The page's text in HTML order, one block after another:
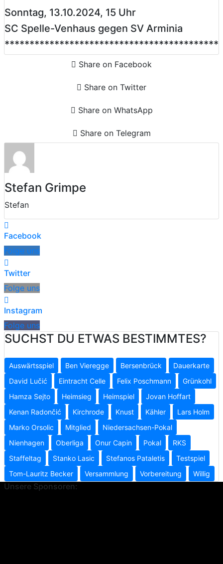
Sonntag, 13.10.2024, 15 Uhr
SC Spelle-Venhaus gegen SV Arminia
*******************************************
Share on Facebook
Share on Twitter
Share on WhatsApp
Share on Telegram
Stefan Grimpe
Stefan
Facebook
Folge uns
Twitter
Folge uns
Instagram
Folge uns
SUCHST DU ETWAS BESTIMMTES?
Auswärtsspiel Ben Vieregge Bersenbrück
Dauerkarte
David Lučić
Eintracht Celle Felix Poschmann
Grünkohl
Hamza Sejto
Heimsieg Heimspiel
Jovan Hoffart
Kenan Radončić
Kirchrode Knust Kähler
Lars Holm
Marko Orsolic
Mitglied
Niedersachsen-Pokal
Nienhagen
Oberliga Onur Capin Pokal
RKS
Staffeltag
Stanko Lasic Stefanos Pataletis
Testspiel
Tom-Lauritz Becker
Versammlung Vorbereitung Willig
Unsere Sponsoren: